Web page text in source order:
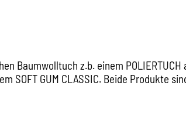
Baumwolltuch z.b. einem POLIERTUCH
SOFT GUM CLASSIC. Beide Produkte